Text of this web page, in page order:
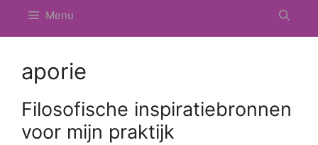
Menu
aporie
Filosofische inspiratiebronnen
voor mijn praktijk